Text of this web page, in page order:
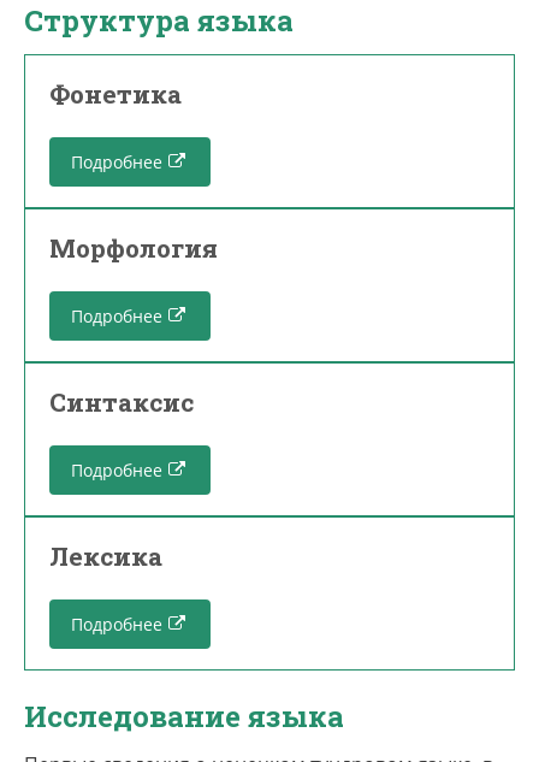
Структура языка
Фонетика
Подробнее
Морфология
Подробнее
Синтаксис
Подробнее
Лексика
Подробнее
Исследование языка